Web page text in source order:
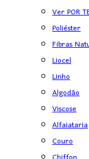
Ver POR
Poliéster
Fibras
Liocel
Linho
Algodão
Viscose
Alfaiataria
Couro